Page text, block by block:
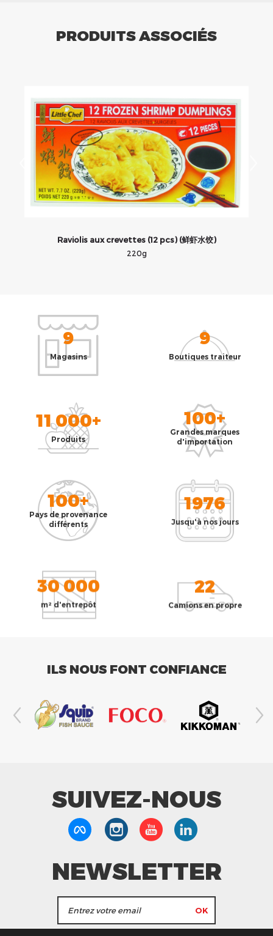
PRODUITS ASSOCIÉS
Raviolis aux crevettes (12 pcs) (鲜虾水饺)
220g
9
Magasins
9
Boutiques traiteur
11 000+
Produits
100+
Grandes marques
d'importation
100+
Pays de provenance
différents
1976
Jusqu'à nos jours
30 000
m² d'entrepôt
22
Camions en propre
ILS NOUS FONT CONFIANCE
SUIVEZ-NOUS
NEWSLETTER